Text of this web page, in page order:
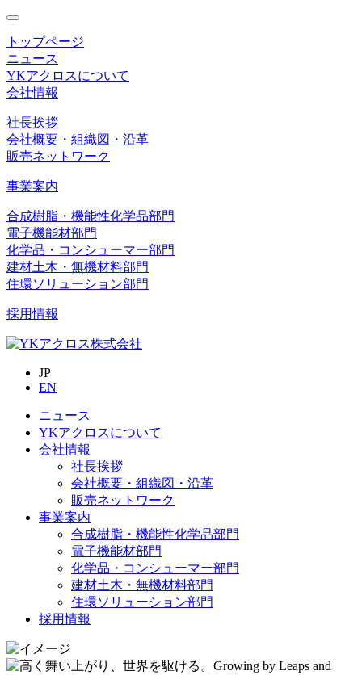
toggle
navigation
トップページ
ニュース
YKアクロスについて
会社情報
社長挨拶
会社概要・組織図・沿革
販売ネットワーク
事業案内
合成樹脂・機能性化学品部門
電子機能材部門
化学品・コンシューマー部門
建材土木・無機材料部門
住環ソリューション部門
採用情報
JP
EN
ニュース
YKアクロスについて
会社情報
社長挨拶
会社概要・組織図・沿革
販売ネットワーク
事業案内
合成樹脂・機能性化学品部門
電子機能材部門
化学品・コンシューマー部門
建材土木・無機材料部門
住環ソリューション部門
採用情報